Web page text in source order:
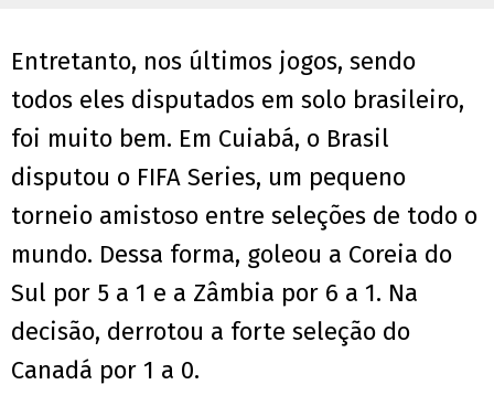
Entretanto, nos últimos jogos, sendo
todos eles disputados em solo brasileiro,
foi muito bem. Em Cuiabá, o Brasil
disputou o FIFA Series, um pequeno
torneio amistoso entre seleções de todo o
mundo. Dessa forma, goleou a Coreia do
Sul por 5 a 1 e a Zâmbia por 6 a 1. Na
decisão, derrotou a forte seleção do
Canadá por 1 a 0.